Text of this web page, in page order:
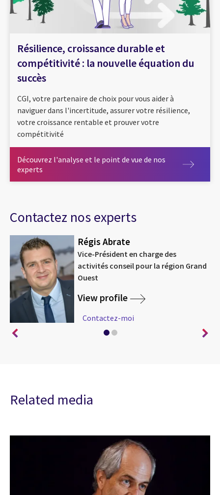
Résilience, croissance durable et
compétitivité : la nouvelle équation du
succès
CGI, votre partenaire de choix pour vous aider à
naviguer dans l'incertitude, assurer votre résilience,
votre croissance rentable et prouver votre
compétitivité
Découvrez l'analyse et le point de vue de nos
experts Découvrez l'analyse et le point de vue de nos experts
Contactez nos experts
Régis Abrate
Vice-Président en charge des
activités conseil pour la région Grand
Ouest
View profile
Contactez-moi
Related media